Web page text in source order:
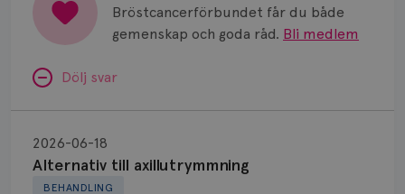
Bröstcancerförbundet får du både
gemenskap och goda råd. Bli medlem
Dölj svar
BEHANDLING
Alternativ till axillutrymmning
2026-06-18
axillutrymmning